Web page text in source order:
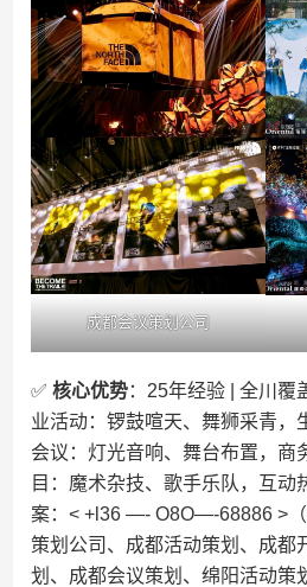
成都会议策划公司
✅ ​ ​核心优势​：25年经验 | 全川覆
业活动：锣鼓喧天、舞狮采青，
会议：灯光音响、舞台布置，商
目：魔术杂技、歌手乐队，互动
案：< +l36 —- O8O—-68886 >
策划公司、成都活动策划、成都
划、成都会议策划、绵阳活动策